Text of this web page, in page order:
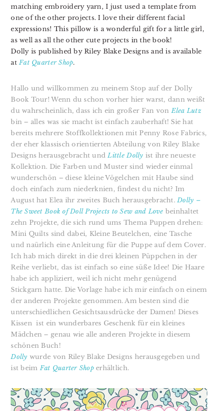
matching embroidery yarn, I just used a template from
one of the other projects. I love their different facial
expressions! This pillow is a wonderful gift for a little girl,
as well as all the other cute projects in the book!
Dolly is published by Riley Blake Designs and is available
atFat Quarter Shop.
Hallo und willkommen zu meinem Stop auf der Dolly
Book Tour! Wenn du schon vorher hier warst, dann weißt
du wahrscheinlich, dass ich ein großer Fan von Elea Lutz
bin – alles was sie macht ist einfach zauberhaft! Sie hat
bereits mehrere Stoffkollektionen mit Penny Rose Fabrics,
der eher klassisch orientierten Abteilung von Riley Blake
Designs herausgebracht und Little Dolly ist ihre neueste
Kollektion. Die Farben und Muster sind wieder einmal
wunderschön – diese kleine Vögelchen mit Haube sind
doch einfach zum niederknien, findest du nicht? Im
August hat Elea ihr zweites Buch herausgebracht. Dolly –
The Sweet Book of Doll Projects to Sew and Love beinhaltet
zehn Projekte, die sich rund ums Thema Puppen drehen:
Mini Quilts sind dabei, Kleine Beutelchen, eine Tasche
und naürlich eine Anleitung für die Puppe auf dem Cover.
Ich hab mich direkt in die drei kleinen Püppchen in der
Reihe verliebt, das ist einfach so eine süße Idee! Die Haare
habe ich appliziert, weil ich nicht mehr genügend
Stickgarn hatte. Die Vorlage habe ich mir einfach on einem
der anderen Projekte genommen. Am besten sind die
unterschiedlichen Gesichtsausdrücke der Damen! Dieses
Kissen ist ein wunderbares Geschenk für ein kleines
Mädchen – genau wie alle anderen Projekte in diesem
schönen Buch!
Dolly wurde von Riley Blake Designs herausgegeben und
ist beim Fat Quarter Shop erhältlich.